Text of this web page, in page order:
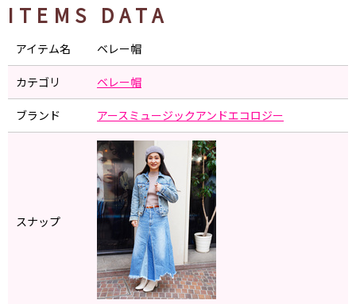
ITEMS DATA
アイテム名 ベレー帽
カテゴリ ベレー帽
ブランド アースミュージックアンドエコロジー
スナップ